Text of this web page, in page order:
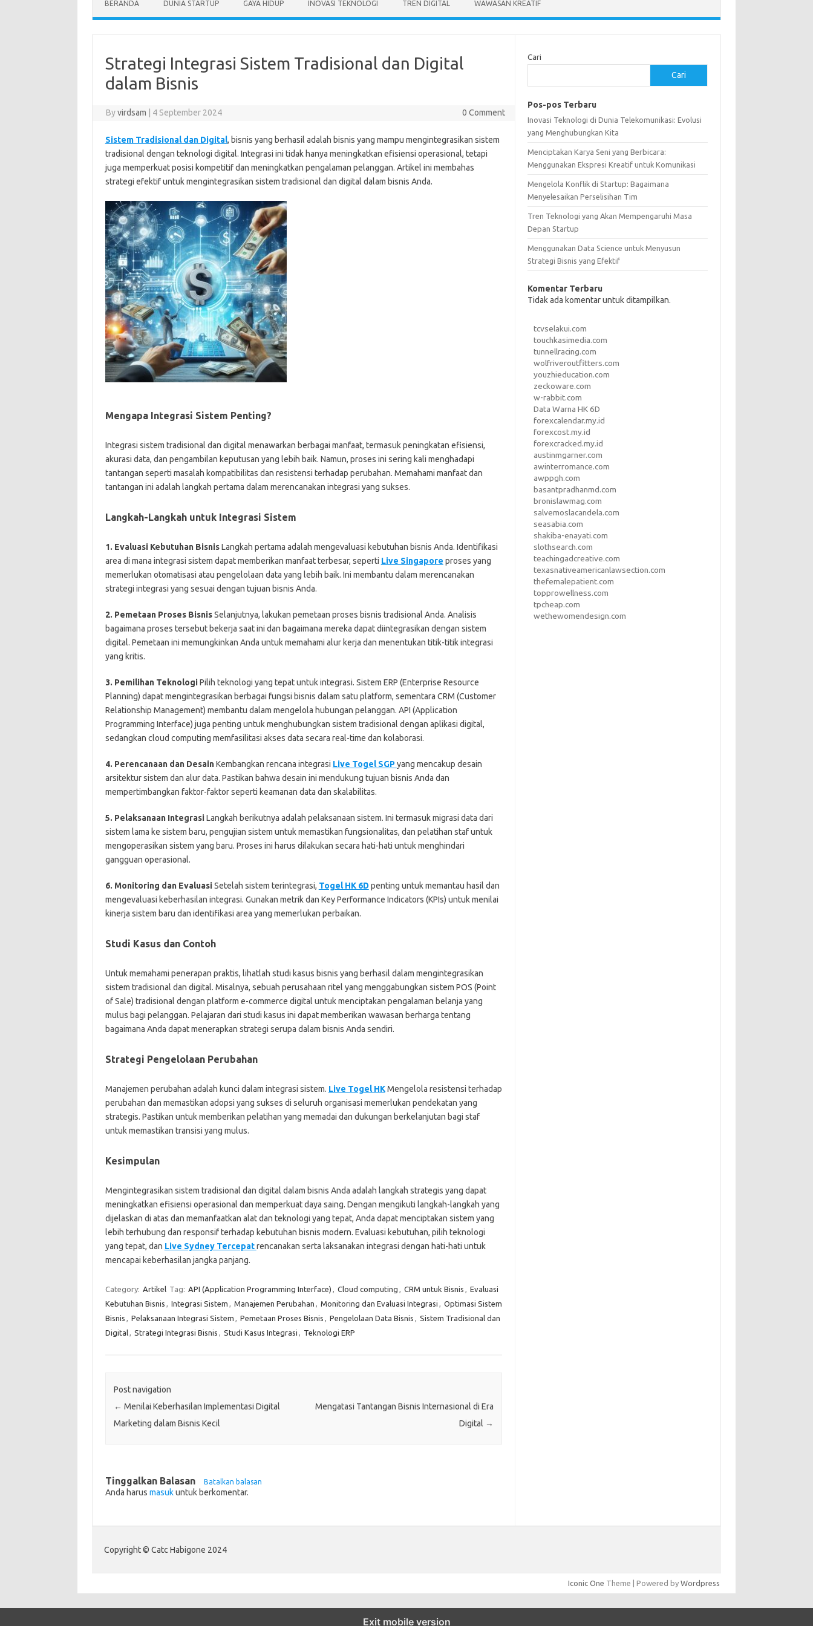
BERANDA DUNIA STARTUP GAYA HIDUP INOVASI TEKNOLOGI TREN DIGITAL WAWASAN KREATIF
Strategi Integrasi Sistem Tradisional dan Digital
dalam Bisnis
Byvirdsam 4 September 2024 0 Comment
Sistem Tradisional dan Digital, bisnis yang berhasil adalah bisnis yang mampu mengintegrasikan sistem
tradisional dengan teknologi digital. Integrasi ini tidak hanya meningkatkan efisiensi operasional, tetapi
juga memperkuat posisi kompetitif dan meningkatkan pengalaman pelanggan. Artikel ini membahas
strategi efektif untuk mengintegrasikan sistem tradisional dan digital dalam bisnis Anda.
Mengapa Integrasi Sistem Penting?
Integrasi sistem tradisional dan digital menawarkan berbagai manfaat, termasuk peningkatan efisiensi,
akurasi data, dan pengambilan keputusan yang lebih baik. Namun, proses ini sering kali menghadapi
tantangan seperti masalah kompatibilitas dan resistensi terhadap perubahan. Memahami manfaat dan
tantangan ini adalah langkah pertama dalam merencanakan integrasi yang sukses.
Langkah-Langkah untuk Integrasi Sistem
1. Evaluasi Kebutuhan BisnisLangkah pertama adalah mengevaluasi kebutuhan bisnis Anda. Identifikasi
area di mana integrasi sistem dapat memberikan manfaat terbesar, seperti Live Singapore proses yang
memerlukan otomatisasi atau pengelolaan data yang lebih baik. Ini membantu dalam merencanakan
strategi integrasi yang sesuai dengan tujuan bisnis Anda.
2. Pemetaan Proses BisnisSelanjutnya, lakukan pemetaan proses bisnis tradisional Anda. Analisis
bagaimana proses tersebut bekerja saat ini dan bagaimana mereka dapat diintegrasikan dengan sistem
digital. Pemetaan ini memungkinkan Anda untuk memahami alur kerja dan menentukan titik-titik integrasi
yang kritis.
3. Pemilihan TeknologiPilih teknologi yang tepat untuk integrasi. Sistem ERP (Enterprise Resource
Planning) dapat mengintegrasikan berbagai fungsi bisnis dalam satu platform, sementara CRM (Customer
Relationship Management) membantu dalam mengelola hubungan pelanggan. API (Application
Programming Interface) juga penting untuk menghubungkan sistem tradisional dengan aplikasi digital,
sedangkan cloud computing memfasilitasi akses data secara real-time dan kolaborasi.
4. Perencanaan dan DesainKembangkan rencana integrasi Live Togel SGPyang mencakup desain
arsitektur sistem dan alur data. Pastikan bahwa desain ini mendukung tujuan bisnis Anda dan
mempertimbangkan faktor-faktor seperti keamanan data dan skalabilitas.
5. Pelaksanaan IntegrasiLangkah berikutnya adalah pelaksanaan sistem. Ini termasuk migrasi data dari
sistem lama ke sistem baru, pengujian sistem untuk memastikan fungsionalitas, dan pelatihan staf untuk
mengoperasikan sistem yang baru. Proses ini harus dilakukan secara hati-hati untuk menghindari
gangguan operasional.
6. Monitoring dan EvaluasiSetelah sistem terintegrasi, Togel HK 6D penting untuk memantau hasil dan
mengevaluasi keberhasilan integrasi. Gunakan metrik dan Key Performance Indicators (KPIs) untuk menilai
kinerja sistem baru dan identifikasi area yang memerlukan perbaikan.
Studi Kasus dan Contoh
Untuk memahami penerapan praktis, lihatlah studi kasus bisnis yang berhasil dalam mengintegrasikan
sistem tradisional dan digital. Misalnya, sebuah perusahaan ritel yang menggabungkan sistem POS (Point
of Sale) tradisional dengan platform e-commerce digital untuk menciptakan pengalaman belanja yang
mulus bagi pelanggan. Pelajaran dari studi kasus ini dapat memberikan wawasan berharga tentang
bagaimana Anda dapat menerapkan strategi serupa dalam bisnis Anda sendiri.
Strategi Pengelolaan Perubahan
Manajemen perubahan adalah kunci dalam integrasi sistem. Live Togel HKMengelola resistensi terhadap
perubahan dan memastikan adopsi yang sukses di seluruh organisasi memerlukan pendekatan yang
strategis. Pastikan untuk memberikan pelatihan yang memadai dan dukungan berkelanjutan bagi staf
untuk memastikan transisi yang mulus.
Kesimpulan
Mengintegrasikan sistem tradisional dan digital dalam bisnis Anda adalah langkah strategis yang dapat
meningkatkan efisiensi operasional dan memperkuat daya saing. Dengan mengikuti langkah-langkah yang
dijelaskan di atas dan memanfaatkan alat dan teknologi yang tepat, Anda dapat menciptakan sistem yang
lebih terhubung dan responsif terhadap kebutuhan bisnis modern. Evaluasi kebutuhan, pilih teknologi
yang tepat, dan Live Sydney Tercepatrencanakan serta laksanakan integrasi dengan hati-hati untuk
mencapai keberhasilan jangka panjang.
Category: Artikel Tag: API (Application Programming Interface) , Cloud computing , CRM untuk Bisnis , Evaluasi
Kebutuhan Bisnis , Integrasi Sistem , Manajemen Perubahan , Monitoring dan Evaluasi Integrasi , Optimasi Sistem
Bisnis , Pelaksanaan Integrasi Sistem , Pemetaan Proses Bisnis , Pengelolaan Data Bisnis , Sistem Tradisional dan
Digital, Strategi Integrasi Bisnis , Studi Kasus Integrasi , Teknologi ERP
Post navigation
← Menilai Keberhasilan Implementasi Digital
Marketing dalam Bisnis Kecil
Mengatasi Tantangan Bisnis Internasional di Era
Digital →
Tinggalkan Balasan Batalkan balasan
Anda harus masukuntuk berkomentar.
Cari
Cari
Pos-pos Terbaru
Inovasi Teknologi di Dunia Telekomunikasi: Evolusi
yang Menghubungkan Kita
Menciptakan Karya Seni yang Berbicara:
Menggunakan Ekspresi Kreatif untuk Komunikasi
Mengelola Konflik di Startup: Bagaimana
Menyelesaikan Perselisihan Tim
Tren Teknologi yang Akan Mempengaruhi Masa
Depan Startup
Menggunakan Data Science untuk Menyusun
Strategi Bisnis yang Efektif
Komentar Terbaru
Tidak ada komentar untuk ditampilkan.
tcvselakui.com
touchkasimedia.com
tunnellracing.com
wolfriveroutfitters.com
youzhieducation.com
zeckoware.com
w-rabbit.com
Data Warna HK 6D
forexcalendar.my.id
forexcost.my.id
forexcracked.my.id
austinmgarner.com
awinterromance.com
awppgh.com
basantpradhanmd.com
bronislawmag.com
salvemoslacandela.com
seasabia.com
shakiba-enayati.com
slothsearch.com
teachingadcreative.com
texasnativeamericanlawsection.com
thefemalepatient.com
topprowellness.com
tpcheap.com
wethewomendesign.com
Copyright © Catc Habigone 2024
Iconic One Theme | Powered by Wordpress
Exit mobile version